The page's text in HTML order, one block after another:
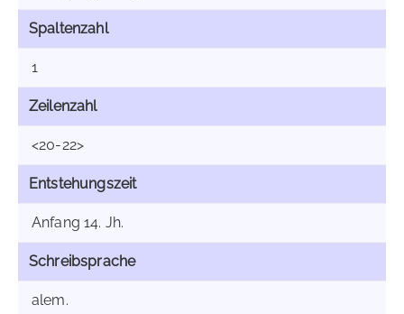
Spaltenzahl
1
Zeilenzahl
<20-22>
Entstehungszeit
Anfang 14. Jh.
Schreibsprache
alem.